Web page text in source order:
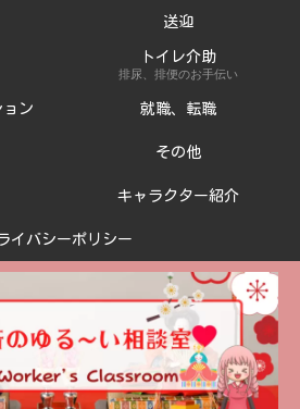
送迎
トイレ介助
排尿、排便のお手伝い
ン 就職、転職
その他
キャラクター紹介
イバシーポリシー